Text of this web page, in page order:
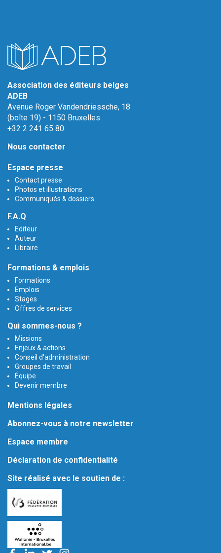
Association des éditeurs belges
ADEB
Avenue Roger Vandendriessche, 18
(boîte 19) - 1150 Bruxelles
+32 2 241 65 80
Nous contacter
Espace presse
Contact presse
Photos et illustrations
Communiqués & dossiers
F.A.Q
Editeur
Auteur
Libraire
Formations & emplois
Formations
Emplois
Stages
Offres de services
Qui sommes-nous ?
Missions
Enjeux & actions
Conseil d'administration
Groupes de travail
Équipe
Devenir membre
Mentions légales
Abonnez-vous à notre newsletter
Espace membre
Déclaration de confidentialité
Site réalisé avec le soutien de :